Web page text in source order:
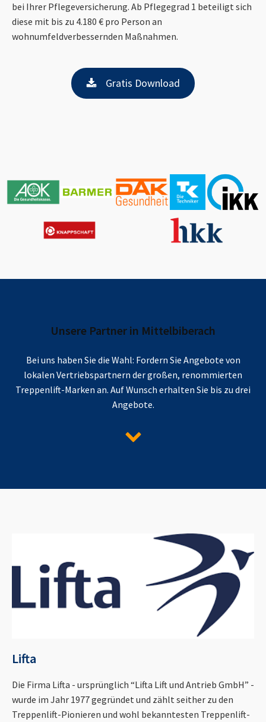
bei Ihrer Pflegeversicherung. Ab Pflegegrad 1 beteiligt sich
diese mit bis zu 4.180 € pro Person an
wohnumfeldverbessernden Maßnahmen.
Gratis Download
Unsere Partner in Mittelbiberach
Bei uns haben Sie die Wahl: Fordern Sie Angebote von
lokalen Vertriebspartnern der großen, renommierten
Treppenlift-Marken an. Auf Wunsch erhalten Sie bis zu drei
Angebote.
Lifta
Die Firma Lifta - ursprünglich “Lifta Lift und Antrieb GmbH” -
wurde im Jahr 1977 gegründet und zählt seither zu den
Treppenlift-Pionieren und wohl bekanntesten Treppenlift-